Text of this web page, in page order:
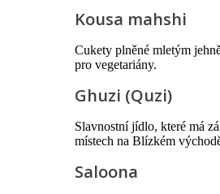
Kousa mahshi
Cukety plněné mletým
pro vegetariány.
Ghuzi (Quzi)
Slavnostní jídlo, které má
místech na Blízkém
Saloona